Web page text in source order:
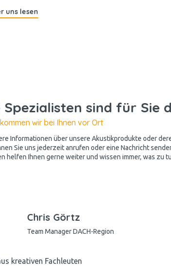
uns lesen
Spezialisten sind für Sie
wir bei Ihnen vor Ort
Informationen über unsere Akustikprodukte oder
Sie uns jederzeit anrufen oder eine Nachricht
helfen Ihnen gerne weiter und wissen immer, was zu
Chris Görtz
Team Manager DACH-Region
kreativen Fachleuten